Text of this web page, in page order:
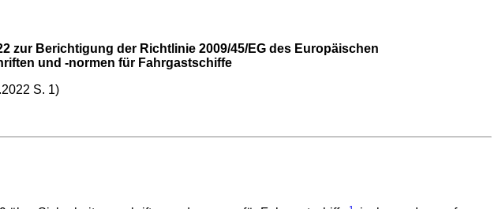
zur Berichtigung der Richtlinie 2009/45/EG des Europäischen
und -normen für Fahrgastschiffe
S. 1)